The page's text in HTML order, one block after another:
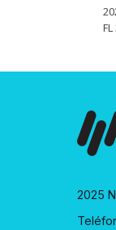
2025